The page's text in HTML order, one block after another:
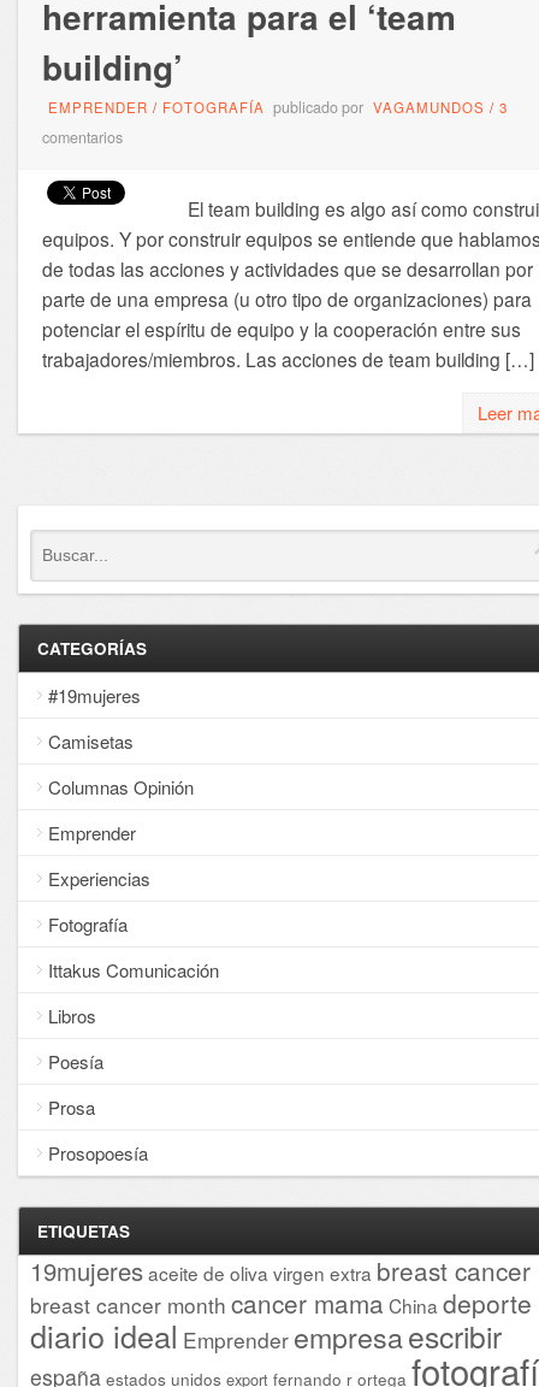
herramienta para el ‘team
building’
EMPRENDER / FOTOGRAFÍA publicado por VAGAMUNDOS / 3
comentarios
El team building es algo así como
equipos. Y por construir equipos se entiende que
de todas las acciones y actividades que se desarrollan por
parte de una empresa (u otro tipo de organizaciones) para
potenciar el espíritu de equipo y la cooperación entre sus
trabajadores/miembros. Las acciones de team building […]
Leer
CATEGORÍAS
#19mujeres
Camisetas
Columnas Opinión
Emprender
Experiencias
Fotografía
Ittakus Comunicación
Libros
Poesía
Prosa
Prosopoesía
ETIQUETAS
19mujeresaceite de oliva virgen extra breast cancer
breast cancer month cancer mama China deporte
diario ideal Emprender empresaescribir
españa estados unidos export fernando r ortega